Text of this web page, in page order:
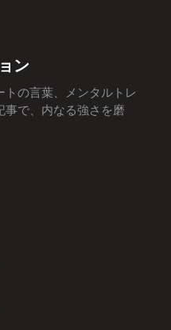
ン
の言葉、メンタルトレ
事で、内なる強さを磨